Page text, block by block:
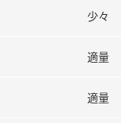
少々
適量
適量